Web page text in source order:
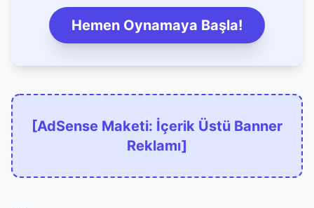
Hemen Oynamaya Başla!
[AdSense Maketi: İçerik Üstü Banner
Reklamı]